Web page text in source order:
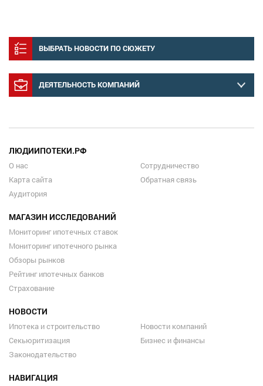
ВЫБРАТЬ НОВОСТИ ПО СЮЖЕТУ
ДЕЯТЕЛЬНОСТЬ КОМПАНИЙ
ЛЮДИИПОТЕКИ.РФ
О нас
Карта сайта
Аудитория
Сотрудничество
Обратная связь
МАГАЗИН ИССЛЕДОВАНИЙ
Мониторинг ипотечных ставок
Мониторинг ипотечного рынка
Обзоры рынков
Рейтинг ипотечных банков
Страхование
НОВОСТИ
Ипотека и строительство
Секьюритизация
Законодательство
Новости компаний
Бизнес и финансы
НАВИГАЦИЯ